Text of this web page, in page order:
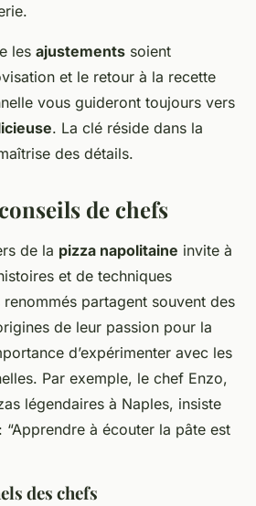
les ajustements soient
et le retour à la recette
vous guideront toujours vers
. La clé réside dans la
des détails.
de chefs
de la pizza napolitaine invite à
et de techniques
partagent souvent des
de leur passion pour la
d’expérimenter avec les
Par exemple, le chef Enzo,
légendaires à Naples, insiste
“Apprendre à écouter la pâte est
des chefs